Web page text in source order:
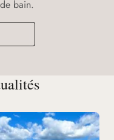
bain.